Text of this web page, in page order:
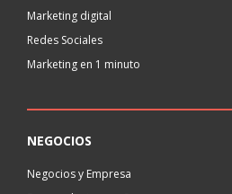
Marketing digital
Redes Sociales
Marketing en 1 minuto
NEGOCIOS
Negocios y Empresa